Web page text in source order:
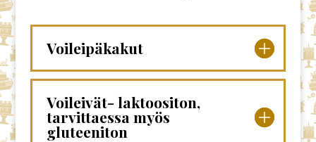
Voileipäkakut
Voileivät- laktoositon,
tarvittaessa myös
gluteeniton